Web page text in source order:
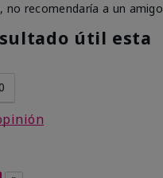
no recomendaría a un amigo
útil esta